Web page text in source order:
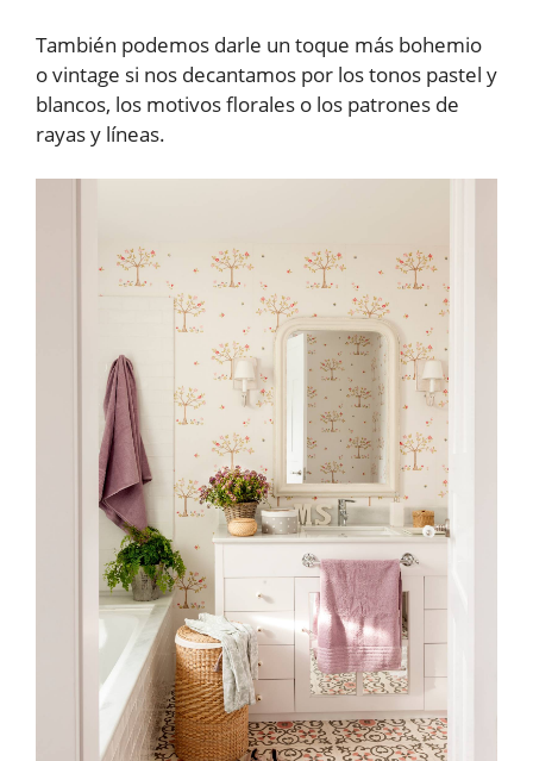
También podemos darle un toque más bohemio
o vintage si nos decantamos por los tonos pastel y
blancos, los motivos florales o los patrones de
rayas y líneas.